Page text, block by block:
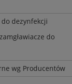
dezynfekcji
do
wg Producentów